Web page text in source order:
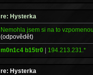
re: Hysterka
Nemohla jsem si na to
(odpovědět)
m0n1c4 b15tr0 | 194.213.231.*
re: Hysterka